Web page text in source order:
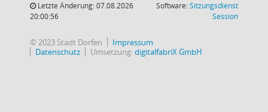
Letzte Änderung: 07.08.2026
20:00:56
Software:Sitzungsdienst
Session(Wird in
© 2023 Stadt Dorfen
Impressum
Datenschutz
Umsetzung:digitalfabriX GmbH